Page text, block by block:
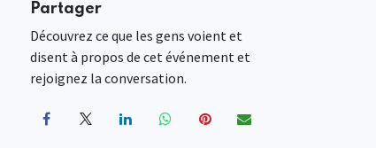
Partager
Découvrez ce que les gens voient et
disent à propos de cet événement et
rejoignez la conversation.